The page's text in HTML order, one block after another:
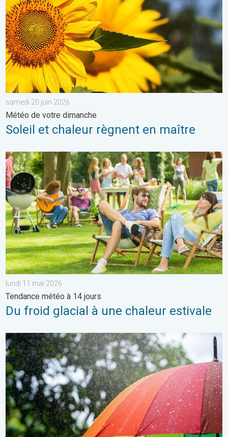
samedi 20 juin 2026
Météo de votre dimanche
Soleil et chaleur règnent en maître
Du froid glacial à une chaleur estivale. Tendance météo à 14
lundi 11 mai 2026
Tendance météo à 14 jours
Du froid glacial à une chaleur estivale
Des conditions encore bien humides. Météo de votre